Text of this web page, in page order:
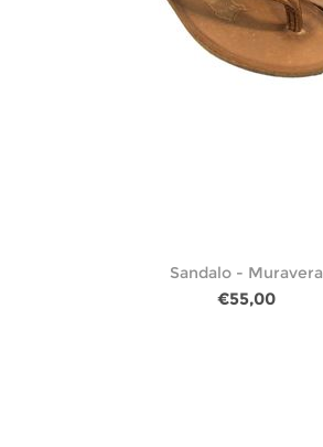
Sandalo - Muravera
€55,00